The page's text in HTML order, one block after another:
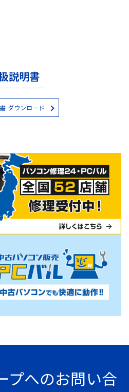
説明書
ダウンロード
プへのお問い合